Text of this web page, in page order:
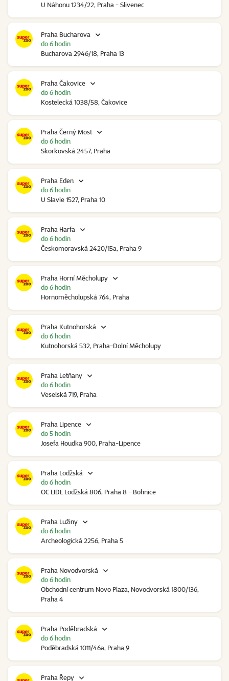
U Náhonu 1234/22, Praha - Slivenec
Praha Bucharova
Bucharova 2946/18, Praha 13
do 6 hodin
Praha Čakovice
Kostelecká 1038/58, Čakovice
do 6 hodin
Praha Černý Most
Skorkovská 2457, Praha
do 6 hodin
Praha Eden
U Slavie 1527, Praha 10
do 6 hodin
Praha Harfa
Českomoravská 2420/15a, Praha 9
do 6 hodin
Praha Horní Měcholupy
Hornoměcholupská 764, Praha
do 6 hodin
Praha Kutnohorská
Kutnohorská 532, Praha-Dolní Měcholupy
do 6 hodin
Praha Letňany
Veselská 719, Praha
do 6 hodin
Praha Lipence
Josefa Houdka 900, Praha-Lipence
do 5 hodin
Praha Lodžská
OC LIDL Lodžská 806, Praha 8 - Bohnice
do 6 hodin
Praha Lužiny
Archeologická 2256, Praha 5
do 6 hodin
Praha Novodvorská
Obchodní centrum Novo Plaza, Novodvorská 1800/136,
Praha 4
do 6 hodin
Praha Poděbradská
Poděbradská 1011/46a, Praha 9
do 6 hodin
Praha Řepy